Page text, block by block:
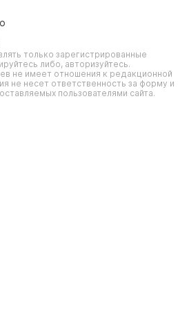
только зарегистрированные
либо, авторизуйтесь.
не имеет отношения к редакционной
не несет ответственность за форму и
пользователями сайта.